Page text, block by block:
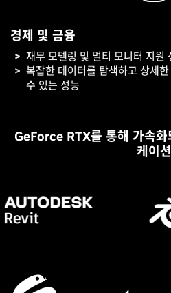
경제 및 금융
재무 모델링 및 멀티 모니터 지원
복잡한 데이터를 탐색하고 상세
수 있는 성능
GeForce RTX를 통해 가속화
케이션